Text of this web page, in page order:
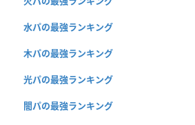
水パの最強ランキング
木パの最強ランキング
光パの最強ランキング
闇パの最強ランキング